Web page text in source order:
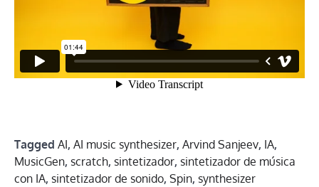
Tagged AI, AI music synthesizer, Arvind Sanjeev, IA,
MusicGen, scratch, sintetizador, sintetizador de música
con IA, sintetizador de sonido, Spin, synthesizer